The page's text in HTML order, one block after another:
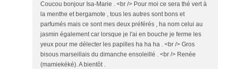
Coucou bonjour Isa-Marie . <br /> Pour moi ce sera thé vert à
la menthe et bergamote , tous les autres sont bons et
parfumés mais ce sont mes deux préférés , ha nom celui au
jasmin également car lorsque je l'ai en bouche je ferme les
yeux pour me délecter les papilles ha ha ha . <br /> Gros
bisous marseillais du dimanche ensoleillé . <br /> Renée
(mamiekéké). A bientôt .